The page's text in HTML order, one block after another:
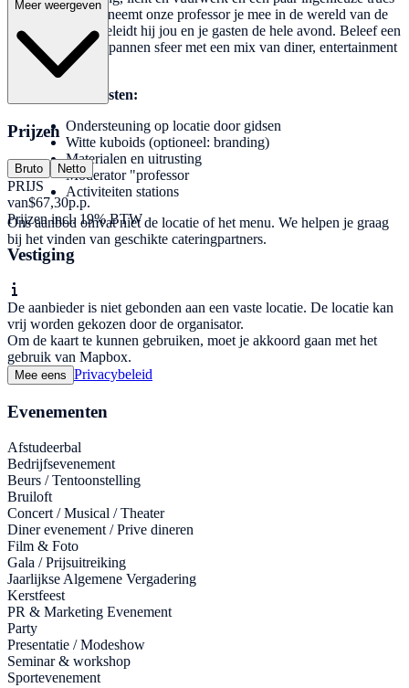
uit de workshop, neemt onze professor je mee in de wereld van de
uitvinders en begeleidt hij jou en je gasten de hele avond. Beleef een
avond in een ontspannen sfeer met een mix van diner, entertainment
en activiteit.
Inbegrepen diensten:
Ondersteuning op locatie door gidsen
Witte kuboids (optioneel: branding)
Materialen en uitrusting
Moderator "professor
Activiteiten stations
Ons aanbod omvat niet de locatie of het menu. We helpen je graag
bij het vinden van geschikte cateringpartners.
Meer weergeven
Prijzen
Bruto Netto
PRIJS
van$67,30p.p.
Prijzen incl. 19% BTW
Vestiging
De aanbieder is niet gebonden aan een vaste locatie. De locatie kan
vrij worden gekozen door de organisator.
Om de kaart te kunnen gebruiken, moet je akkoord gaan met het
gebruik van Mapbox.
Mee eens Privacybeleid
Evenementen
Afstudeerbal
Bedrijfsevenement
Beurs / Tentoonstelling
Bruiloft
Concert / Musical / Theater
Diner evenement / Prive dineren
Film & Foto
Gala / Prijsuitreiking
Jaarlijkse Algemene Vergadering
Kerstfeest
PR & Marketing Evenement
Party
Presentatie / Modeshow
Seminar & workshop
Sportevenement